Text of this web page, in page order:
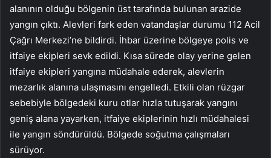
alanının olduğu bölgenin üst tarafında bulunan arazide
yangın çıktı. Alevleri fark eden vatandaşlar durumu 112 Acil
Çağrı Merkezi’ne bildirdi. İhbar üzerine bölgeye polis ve
itfaiye ekipleri sevk edildi. Kısa sürede olay yerine gelen
itfaiye ekipleri yangına müdahale ederek, alevlerin
mezarlık alanına ulaşmasını engelledi. Etkili olan rüzgar
sebebiyle bölgedeki kuru otlar hızla tutuşarak yangını
geniş alana yayarken, itfaiye ekiplerinin hızlı müdahalesi
ile yangın söndürüldü. Bölgede soğutma çalışmaları
sürüyor.